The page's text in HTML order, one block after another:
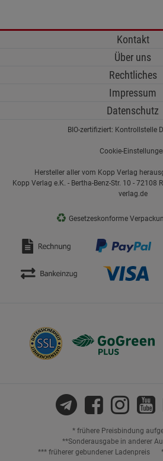
Kontakt
Über uns
Rechtliches
Impressum
Datenschutz
BIO-zertifiziert: Kontrollstelle
Cookie-
Hersteller aller vom Kopp Verlag
Kopp Verlag e.K. - Bertha-Benz-Str. 10 - 72108
verlag.de
♻ Gesetzeskonforme
* frühere Preisbindung
**Sonderausgabe in anderer
*** früherer gebundener Ladenpreis